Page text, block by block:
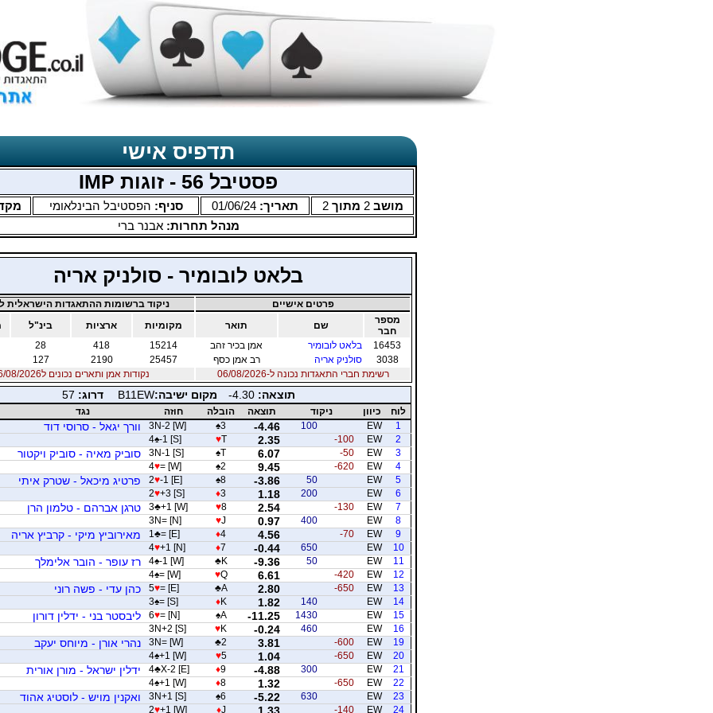
תדפיס אישי
פסטיבל 56 - זוגות IMP
מושב2 מתוך2 תאריך: 01/06/24 סניף: הפסטיבל הבינלאומי
מנהל תחרות:אבנר ברי
בלאט לובומיר - סולניק אריה
פרטים אישיים
ניקוד ברשומות ההתאגדות הישראלית
מספר
חבר
שם תואר מקומיות ארציות בינ"ל
16453
בלאט לובומיר אמן בכיר זהב 15214
418
28
3038
סולניק אריה רב אמן כסף 25457
2190
127
רשימת חברי התאגדות נכונה ל-06/08/2026
נקודות אמן ותארים נכונים ל06/08/2026
תוצאה:-4.30 מקום ישיבה:B11EW דרוג: 57
לוח כיוון ניקוד תוצאה הובלה חוזה
נגד
1
EW
100
-4.46
♠3
3N-2 [W] וורך יגאל - סרוסי דוד
2
EW
-100
2.35
♥T
4♠-1 [S]
3
EW
-50
6.07
♠T
3N-1 [S] סוביק מאיה - סוביק ויקטור
4
EW
-620
9.45
♠2
4♥= [W]
5
EW
50
-3.86
♠8
2♥-1 [E] פרטיג מיכאל - שטרק איתי
6
EW
200
1.18
♦3
2♥+3 [S]
7
EW
-130
2.54
♥8
3♣+1 [W] טרגן אברהם - טלמון הרן
8
EW
400
0.97
♥J
3N= [N]
9
EW
-70
4.56
♦4
1 ♣= [E] מאירוביץ מיקי - קרביץ אריה
10
EW
650
-0.44
♦7
4♥+1 [N]
11
EW
50
-9.36
♣K
4♠-1 [W] רז עופר - הובר אלימלך
12
EW
-420
6.61
♥Q
4♠= [W]
13
EW
-650
2.80
♣A
5♥= [E] כהן עדי - פשה רוני
14
EW
140
1.82
♦K
3♠= [S]
15
EW
1430
-11.25
♠A
6♥= [N] ליבסטר בני - ידלין דורון
16
EW
460
-0.24
♥K
3N+2 [S]
19
EW
-600
3.81
♣2
3N= [W] נהרי אורן - מיוחס יעקב
20
EW
-650
1.04
♥5
4♠+1 [W]
21
EW
300
-4.88
♦9
4♣X-2 [E] ידלין ישראל - מורן אורית
22
EW
-650
1.32
♦8
4♠+1 [W]
23
EW
630
-5.22
♠6
3N+1 [S] ואקנין מויש - לוסטיג אהוד
24
EW
-140
1.33
♦J
2♥+1 [W]